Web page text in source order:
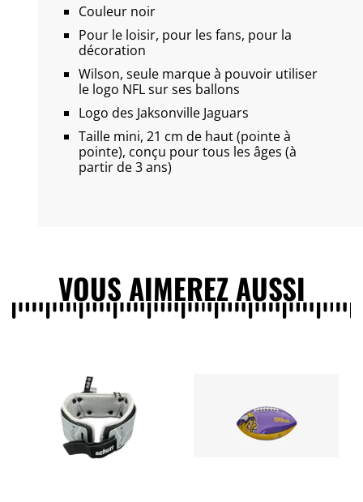
Couleur noir
Pour le loisir, pour les fans, pour la
décoration
Wilson, seule marque à pouvoir utiliser
le logo NFL sur ses ballons
Logo des Jaksonville Jaguars
Taille mini, 21 cm de haut (pointe à
pointe), conçu pour tous les âges (à
partir de 3 ans)
VOUS AIMEREZ AUSSI